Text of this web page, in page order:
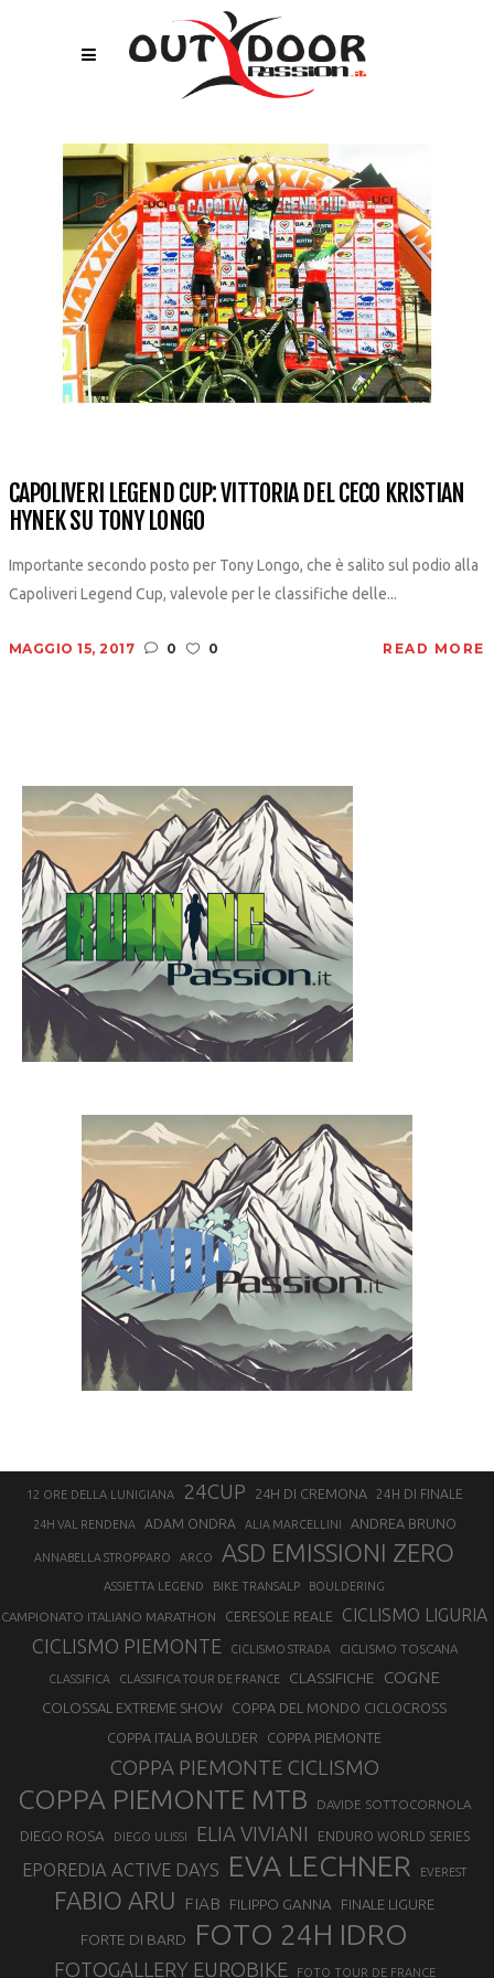
CAPOLIVERI LEGEND CUP: VITTORIA DEL CECO KRISTIAN
HYNEK SU TONY LONGO
Importante secondo posto per Tony Longo, che è salito sul podio alla
Capoliveri Legend Cup, valevole per le classifiche delle...
MAGGIO 15, 2017 0 0 READ MORE
12 ORE DELLA LUNIGIANA 24CUP 24H DI CREMONA 24H DI FINALE
24H VAL RENDENA ADAM ONDRA ALIA MARCELLINI ANDREA BRUNO
ANNABELLA STROPPARO ARCO ASD EMISSIONI ZERO
ASSIETTA LEGEND BIKE TRANSALP BOULDERING
CAMPIONATO ITALIANO MARATHON CERESOLE REALE CICLISMO LIGURIA
CICLISMO PIEMONTE CICLISMO STRADA CICLISMO TOSCANA
CLASSIFICA CLASSIFICA TOUR DE FRANCE CLASSIFICHE COGNE
COLOSSAL EXTREME SHOW
COPPA DEL MONDO CICLOCROSS
COPPA ITALIA BOULDER
COPPA PIEMONTE
COPPA PIEMONTE CICLISMO
COPPA PIEMONTE MTB DAVIDE SOTTOCORNOLA
DIEGO ROSA DIEGO ULISSI ELIA VIVIANI ENDURO WORLD SERIES
EPOREDIA ACTIVE DAYS EVA LECHNER EVEREST
FABIO ARU FIAB FILIPPO GANNA FINALE LIGURE
FORTE DI BARD FOTO 24H IDRO
FOTOGALLERY EUROBIKE FOTO TOUR DE FRANCE